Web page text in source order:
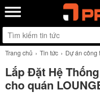
Trang chủ Tin tức Dự án công
Lắp Đặt Hệ
cho quán